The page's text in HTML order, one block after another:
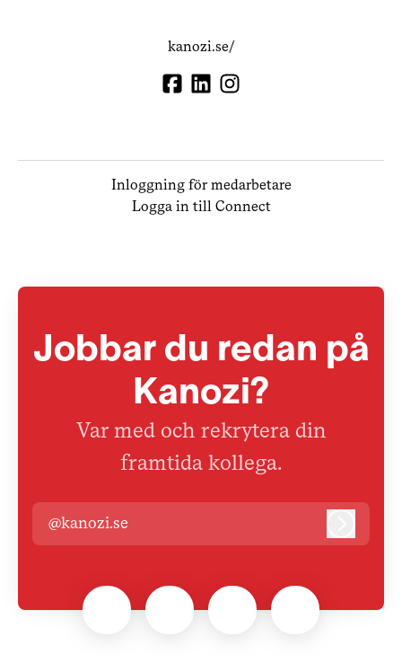
kanozi.se/
Inloggning för medarbetare
Logga in till Connect
Jobbar du redan på
Kanozi?
Var med och rekrytera din
framtida kollega.
@kanozi.se